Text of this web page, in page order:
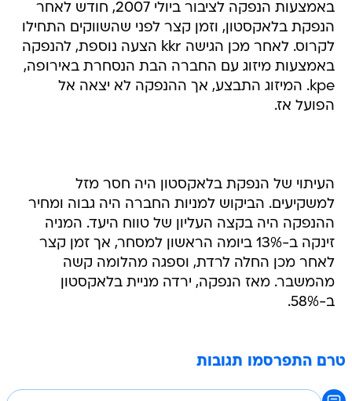
באמצעות הנפקה לציבור ביולי 2007, חודש לאחר
הנפקת בלאקסטון, וזמן קצר לפני שהשווקים התחילו
לקרוס. לאחר מכן הגישה kkr הצעה נוספת, להנפקה
באמצעות מיזוג עם החברה הבת הנסחרת באירופה,
kpe. המיזוג התבצע, אך ההנפקה לא יצאה אל
הפועל אז.
העיתוי של הנפקת בלאקסטון היה חסר מזל
למשקיעים. הביקוש למניות החברה היה גבוה ומחיר
ההנפקה היה בקצה העליון של טווח היעד. המניה
זינקה ב-13% ביומה הראשון למסחר, אך זמן קצר
לאחר מכן החלה לרדת, וספגה מהלומה קשה
מהמשבר. מאז הנפקה, ירדה מניית בלאקסטון
ב-58%.
טרם התפרסמו תגובות